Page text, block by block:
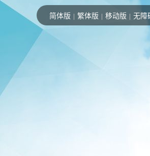
简体版 | 繁体版 | 移动版 | 无障